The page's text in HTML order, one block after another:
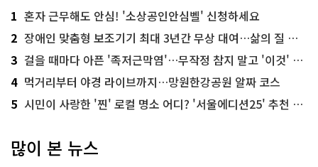
1 혼자 근무해도 안심! '소상공인안심벨' 신청하세요
2 장애인 맞춤형 보조기기 최대 3년간 무상 대여…삶의 질 높인다
3 걸을 때마다 아픈 '족저근막염'…무작정 참지 말고 '이것' 해보세요!
4 먹거리부터 야경 라이브까지…망원한강공원 알짜 코스
5 시민이 사랑한 '찐' 로컬 명소 어디? '서울에디션25' 추천 코스
많이 본 뉴스